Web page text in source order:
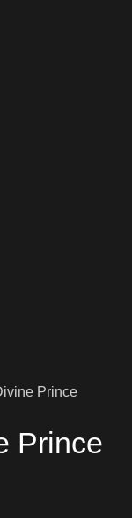
Prince
Prince